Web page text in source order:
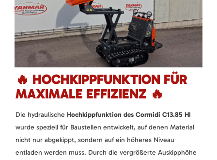
🔥 HOCHKIPPFUNKTION FÜR
MAXIMALE EFFIZIENZ 🔥
Die hydraulische Hochkippfunktion des Cormidi C13.85 HI
wurde speziell für Baustellen entwickelt, auf denen Material
nicht nur abgekippt, sondern auf ein höheres Niveau
entladen werden muss. Durch die vergrößerte Auskipphöhe